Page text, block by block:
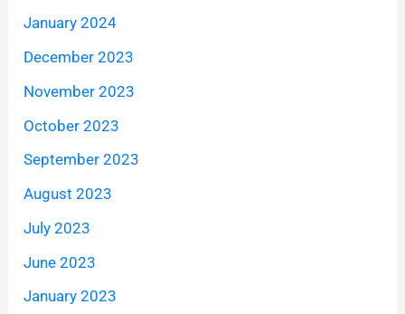
January 2024
December 2023
November 2023
October 2023
September 2023
August 2023
July 2023
June 2023
January 2023